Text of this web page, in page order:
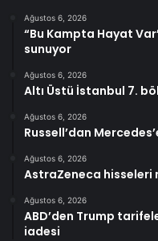
Ağustos 6, 2026
“Bu Kampta Hayat
sunuyor
Ağustos 6, 2026
Altı Üstü İstanbul 7.
Ağustos 6, 2026
Russell’dan
Ağustos 6, 2026
AstraZeneca hisseleri
Ağustos 6, 2026
ABD’den Trump
iadesi